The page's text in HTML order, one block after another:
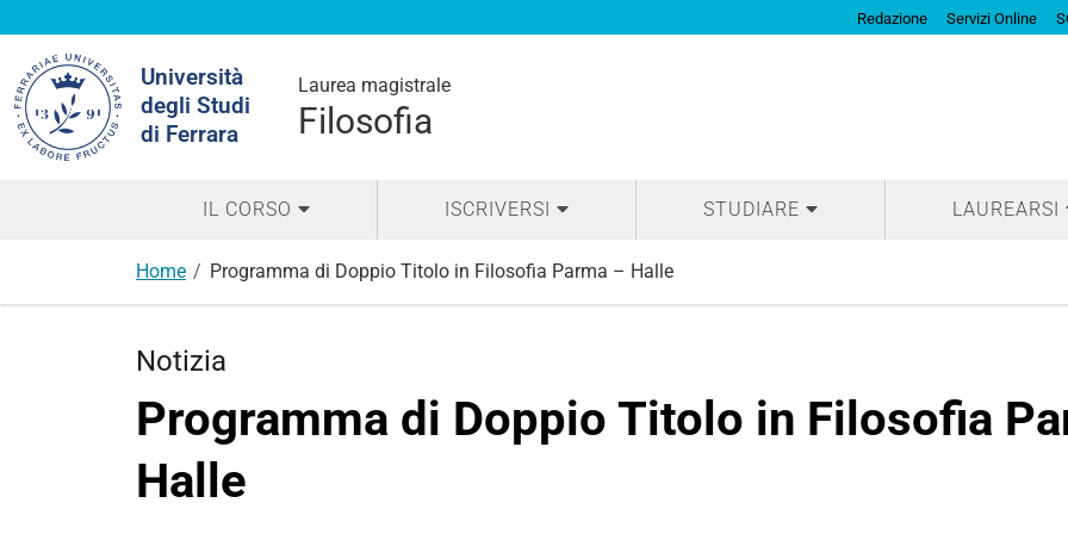
Redazione Servizi Online
Università
degli Studi
di Ferrara
Laurea magistrale
Filosofia
nel
sito
IL CORSO ISCRIVERSI STUDIARE LAUREARSI
Home Programma di Doppio Titolo in Filosofia Parma – Halle
Notizia
Programma di Doppio Titolo in Filosofia
Halle